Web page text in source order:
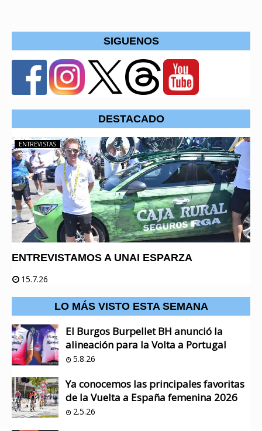
SIGUENOS
DESTACADO
ENTREVISTAS
ENTREVISTAMOS A UNAI ESPARZA
15.7.26
LO MÁS VISTO ESTA SEMANA
El Burgos Burpellet BH anunció la
alineación para la Volta a Portugal
5.8.26
Ya conocemos las principales favoritas
de la Vuelta a España femenina 2026
2.5.26